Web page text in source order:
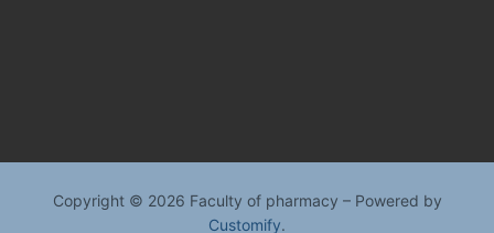
Copyright © 2026 Faculty of pharmacy – Powered by
Customify.